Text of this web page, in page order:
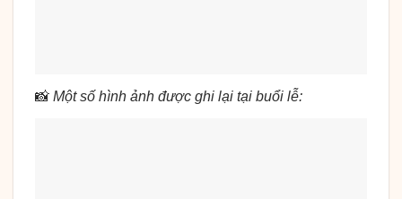
📸 Một số hình ảnh được ghi lại tại buổi lễ: